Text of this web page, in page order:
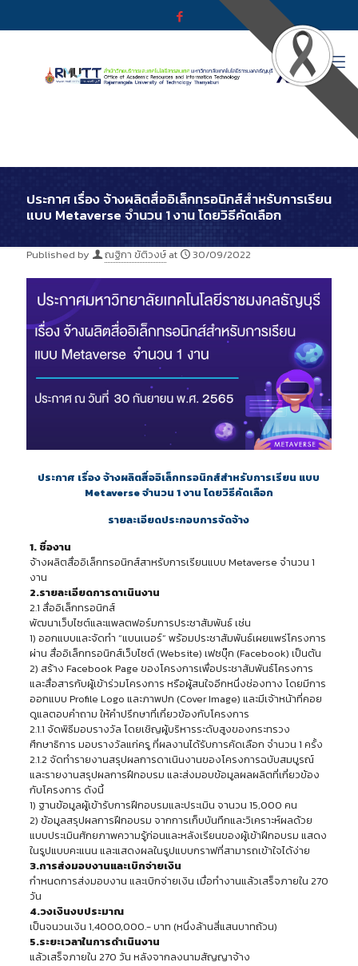
ประกาศ เรื่อง จ้างผลิตสื่ออิเล็กทรอนิกส์สำหรับการเรียน
แบบ Metaverse จำนวน 1 งาน โดยวิธีคัดเลือก
Published by ณฐิกา ขัติวงษ์ at 30/09/2022
ประกาศ เรื่อง จ้างผลิตสื่ออิเล็กทรอนิกส์สำหรับการเรียน แบบ
Metaverse จำนวน 1 งาน โดยวิธีคัดเลือก
รายละเอียดประกอบการจัดจ้าง
1. ชื่องาน
จ้างผลิตสื่ออิเล็กทรอนิกส์สาหรับการเรียนแบบ Metaverse จำนวน 1
งาน
2.รายละเอียดการดาเนินงาน
2.1 สื่ออิเล็กทรอนิกส์
พัฒนาเว็บไซต์และแพลตฟอร์มการประชาสัมพันธ์ เช่น
1) ออกแบบและจัดทำ “แบนเนอร์” พร้อมประชาสัมพันธ์เผยแพร่โครงการ
ผ่าน สื่ออิเล็กทรอนิกส์เว็บไซต์ (Website) เฟซบุ๊ก (Facebook) เป็นต้น
2) สร้าง Facebook Page ของโครงการเพื่อประชาสัมพันธ์โครงการ
และสื่อสารกับผู้เข้าร่วมโครงการ หรือผู้สนใจอีกหนึ่งช่องทาง โดยมีการ
ออกแบบ Profile Logo และภาพปก (Cover Image) และมีเจ้าหน้าที่คอย
ดูแลตอบคำถาม ให้คำปรึกษาที่เกี่ยวข้องกับโครงการ
2.1.1 จัดพิธีมอบรางวัล โดยเชิญผู้บริหารระดับสูงของกระทรวง
ศึกษาธิการ มอบรางวัลแก่ครู ที่ผลงานได้รับการคัดเลือก จำนวน 1 ครั้ง
2.1.2 จัดทำรายงานสรุปผลการดาเนินงานของโครงการฉบับสมบูรณ์
และรายงานสรุปผลการฝึกอบรม และส่งมอบข้อมูลผลผลิตที่เกี่ยวข้อง
กับโครงการ ดังนี้
1) ฐานข้อมูลผู้เข้ารับการฝึกอบรมและประเมิน จานวน 15,000 คน
2) ข้อมูลสรุปผลการฝึกอบรม จากการเก็บบันทึกและวิเคราะห์ผลด้วย
แบบประเมินศักยภาพความรู้ก่อนและหลังเรียนของผู้เข้าฝึกอบรม แสดง
ในรูปแบบคะแนน และแสดงผลในรูปแบบกราฟที่สามารถเข้าใจได้ง่าย
3.การส่งมอบงานและเบิกจ่ายเงิน
กำหนดการส่งมอบงาน และเบิกจ่ายเงิน เมื่อทำงานแล้วเสร็จภายใน 270
วัน
4.วงเงินงบประมาณ
เป็นจนวนเงิน 1,4000,000.- บาท (หนึ่งล้านสี่แสนบาทถ้วน)
5.ระยะเวลาในการดำเนินงาน
แล้วเสร็จภายใน 270 วัน หลังจากลงนามสัญญาจ้าง